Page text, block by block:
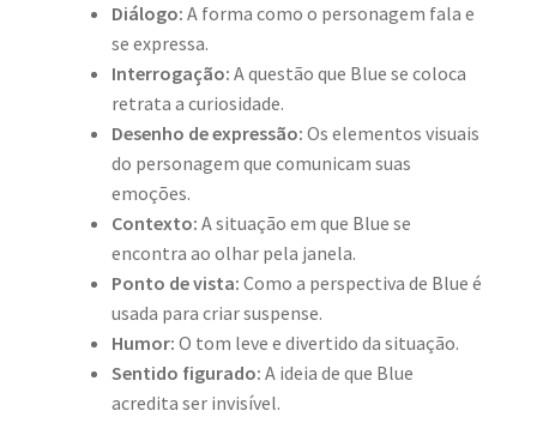
Diálogo: A forma como o personagem fala e
se expressa.
Interrogação: A questão que Blue se coloca
retrata a curiosidade.
Desenho de expressão: Os elementos visuais
do personagem que comunicam suas
emoções.
Contexto: A situação em que Blue se
encontra ao olhar pela janela.
Ponto de vista: Como a perspectiva de Blue é
usada para criar suspense.
Humor: O tom leve e divertido da situação.
Sentido figurado: A ideia de que Blue
acredita ser invisível.